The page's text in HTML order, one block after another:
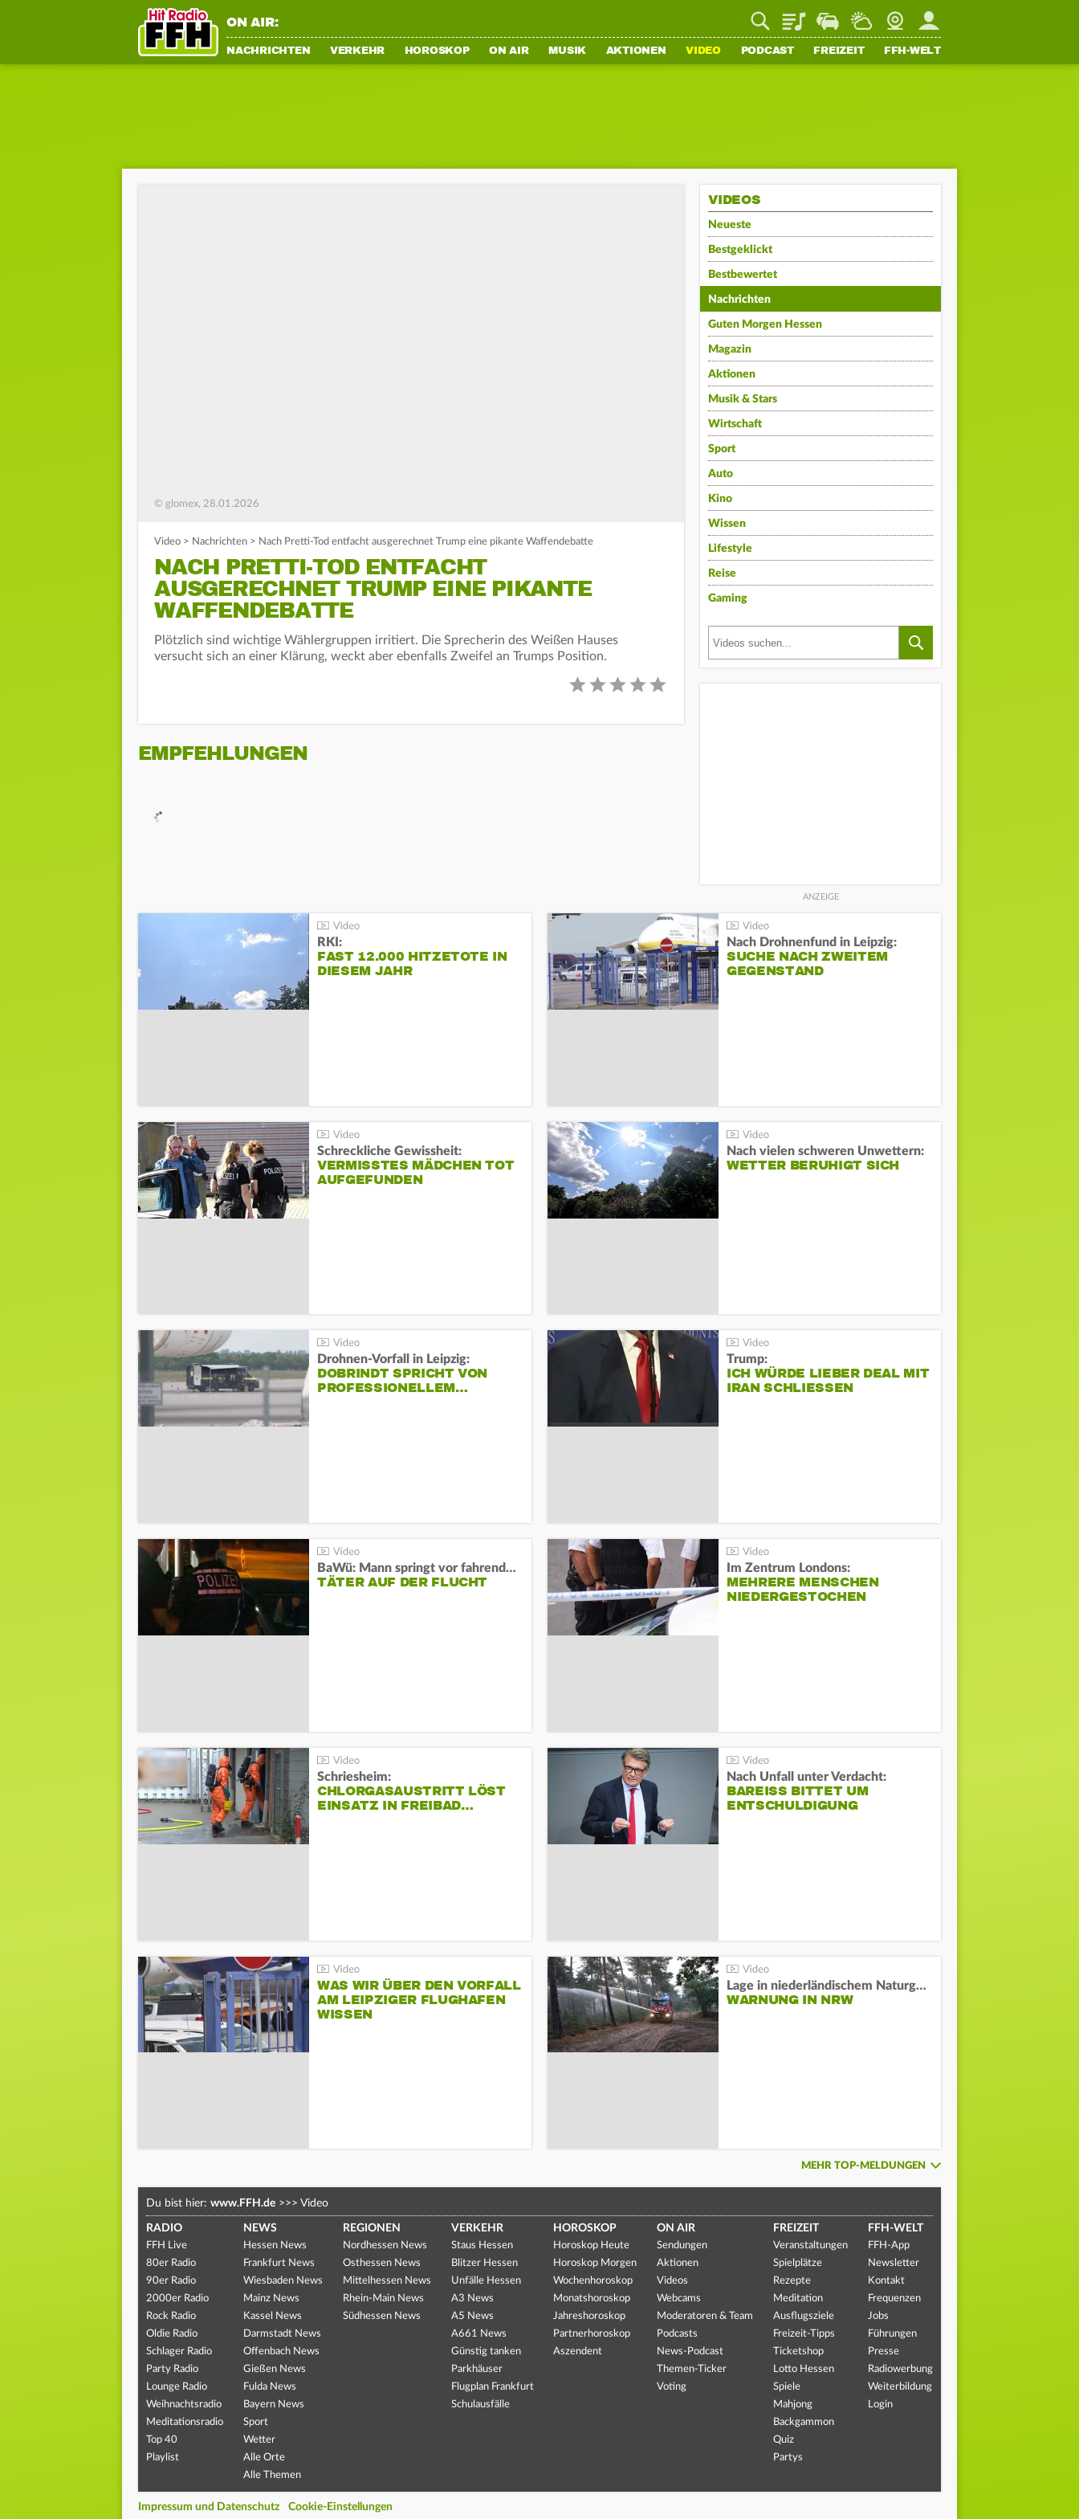
ON AIR: PlaylistStaupilotWetterWebcamMein FFH
NACHRICHTEN VERKEHR HOROSKOP ON AIR MUSIK AKTIONEN VIDEO PODCAST FREIZEIT FFH-WELT
© glomex, 28.01.2026
Video > Nachrichten > Nach Pretti-Tod entfacht ausgerechnet Trump eine pikante Waffendebatte
NACH PRETTI-TOD ENTFACHT
AUSGERECHNET TRUMP EINE PIKANTE
WAFFENDEBATTE
Plötzlich sind wichtige Wählergruppen irritiert. Die Sprecherin des Weißen Hauses
versucht sich an einer Klärung, weckt aber ebenfalls Zweifel an Trumps Position.
EMPFEHLUNGEN
VIDEOS
Neueste
Bestgeklickt
Bestbewertet
Nachrichten
Guten Morgen Hessen
Magazin
Aktionen
Musik & Stars
Wirtschaft
Sport
Auto
Kino
Wissen
Lifestyle
Reise
Gaming
RKI:
FAST 12.000 HITZETOTE IN
DIESEM JAHR
Nach Drohnenfund in Leipzig:
SUCHE NACH ZWEITEM
GEGENSTAND
Schreckliche Gewissheit:
VERMISSTES MÄDCHEN TOT
AUFGEFUNDEN
Nach vielen schweren Unwettern:
WETTER BERUHIGT SICH
Drohnen-Vorfall in Leipzig:
DOBRINDT SPRICHT VON
PROFESSIONELLEM…
Trump:
ICH WÜRDE LIEBER DEAL MIT
IRAN SCHLIESSEN
BaWü: Mann springt vor fahrendes Auto und schießt
TÄTER AUF DER FLUCHT
Im Zentrum Londons:
MEHRERE MENSCHEN
NIEDERGESTOCHEN
Schriesheim:
CHLORGASAUSTRITT LÖST
EINSATZ IN FREIBAD…
Nach Unfall unter Verdacht:
BAREISS BITTET UM E
NTSCHULDIGUNG
WAS WIR ÜBER DEN VORFALL
AM LEIPZIGER FLUGHAFEN
WISSEN
Lage in niederländischem Naturgebiet stabil
WARNUNG IN NRW
MEHR TOP-MELDUNGEN
Du bist hier: www.FFH.de >>> Video
RADIO
FFH Live
80er Radio
90er Radio
2000er Radio
Rock Radio
Oldie Radio
Schlager Radio
Party Radio
Lounge Radio
Weihnachtsradio
Meditationsradio
Top 40
Playlist
NEWS
Hessen News
Frankfurt News
Wiesbaden News
Mainz News
Kassel News
Darmstadt News
Offenbach News
Gießen News
Fulda News
Bayern News
Sport
Wetter
Alle Orte
Alle Themen
REGIONEN
Nordhessen News
Osthessen News
Mittelhessen News
Rhein-Main News
Südhessen News
VERKEHR
Staus Hessen
Blitzer Hessen
Unfälle Hessen
A3 News
A5 News
A661 News
Günstig tanken
Parkhäuser
Flugplan Frankfurt
Schulausfälle
HOROSKOP
Horoskop Heute
Horoskop Morgen
Wochenhoroskop
Monatshoroskop
Jahreshoroskop
Partnerhoroskop
Aszendent
ON AIR
Sendungen
Aktionen
Videos
Webcams
Moderatoren & Team
Podcasts
News-Podcast
Themen-Ticker
Voting
FREIZEIT
Veranstaltungen
Spielplätze
Rezepte
Meditation
Ausflugsziele
Freizeit-Tipps
Ticketshop
Lotto Hessen
Spiele
Mahjong
Backgammon
Quiz
Partys
FFH-WELT
FFH-App
Newsletter
Kontakt
Frequenzen
Jobs
Führungen
Presse
Radiowerbung
Weiterbildung
Login
Impressum und Datenschutz Cookie-Einstellungen